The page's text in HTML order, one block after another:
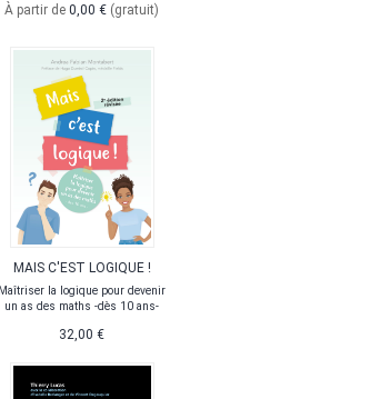
À partir de 0,00 € (gratuit)
MAIS C'EST LOGIQUE !
Maîtriser la logique pour devenir
un as des maths -dès 10 ans-
32,00 €